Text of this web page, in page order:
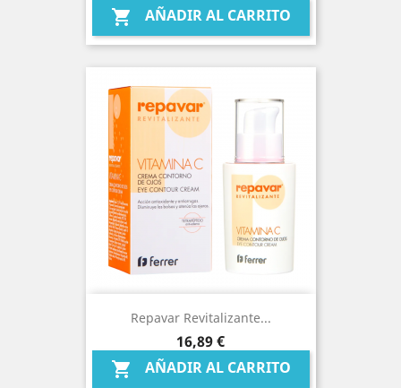
 AÑADIR AL CARRITO
Repavar Revitalizante...
Precio
16,89 €
 AÑADIR AL CARRITO